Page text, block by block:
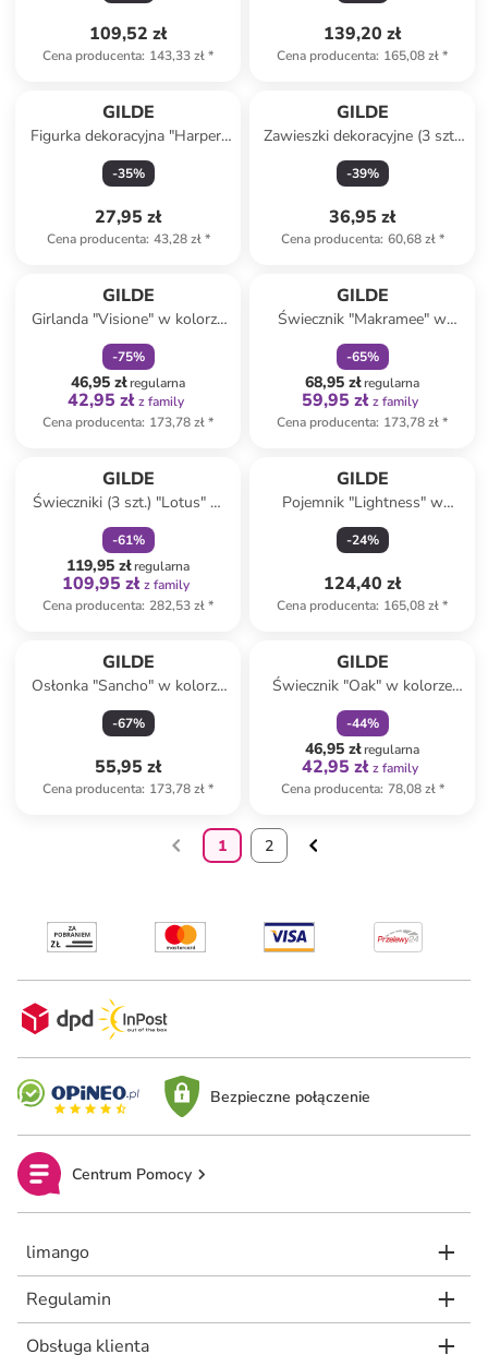
109,52 zł
Cena producenta: 143,33 zł*
139,20 zł
Cena producenta: 165,08 zł*
GILDE
Figurka dekoracyjna "Harper"
w kolorze biało-
jasnobrązowym - 9 x 9 x 7,7
-35%
27,95 zł
Cena producenta: 43,28 zł*
GILDE
Zawieszki dekoracyjne (3 szt.)
"Rosalia" w kolorze zielono-
białym - 15 x 5 cm
-39%
36,95 zł
Cena producenta: 60,68 zł*
GILDE
Girlanda "Visione" w kolorze
srebrnym - dł. 105 cm
-75%
46,95 złregularna
42,95 zł z family
Cena producenta: 173,78 zł*
GILDE
Świecznik "Makramee" w
kolorze beżowym - 12 x 13
cm
-65%
68,95 złregularna
59,95 zł z family
Cena producenta: 173,78 zł*
GILDE
Świeczniki (3 szt.) "Lotus" w
kolorze biało-szarym - wys.
20 x Ø 15 cm
-61%
119,95 złregularna
109,95 zł z family
Cena producenta: 282,53 zł*
GILDE
Pojemnik "Lightness" w
kolorze białym do kostek lodu
- 20,5 x 20,5 x 18 cm
-24%
124,40 zł
Cena producenta: 165,08 zł*
GILDE
Osłonka "Sancho" w kolorze
zielonym na doniczkę - 15 x
21,5 x 13,5 cm
-67%
55,95 zł
Cena producenta: 173,78 zł*
GILDE
Świecznik "Oak" w kolorze
jasnobrązowym
-44%
46,95 złregularna
42,95 zł z family
Cena producenta: 78,08 zł*
1 2
Bezpieczne połączenie
Centrum Pomocy
limango
Regulamin
Obsługa klienta